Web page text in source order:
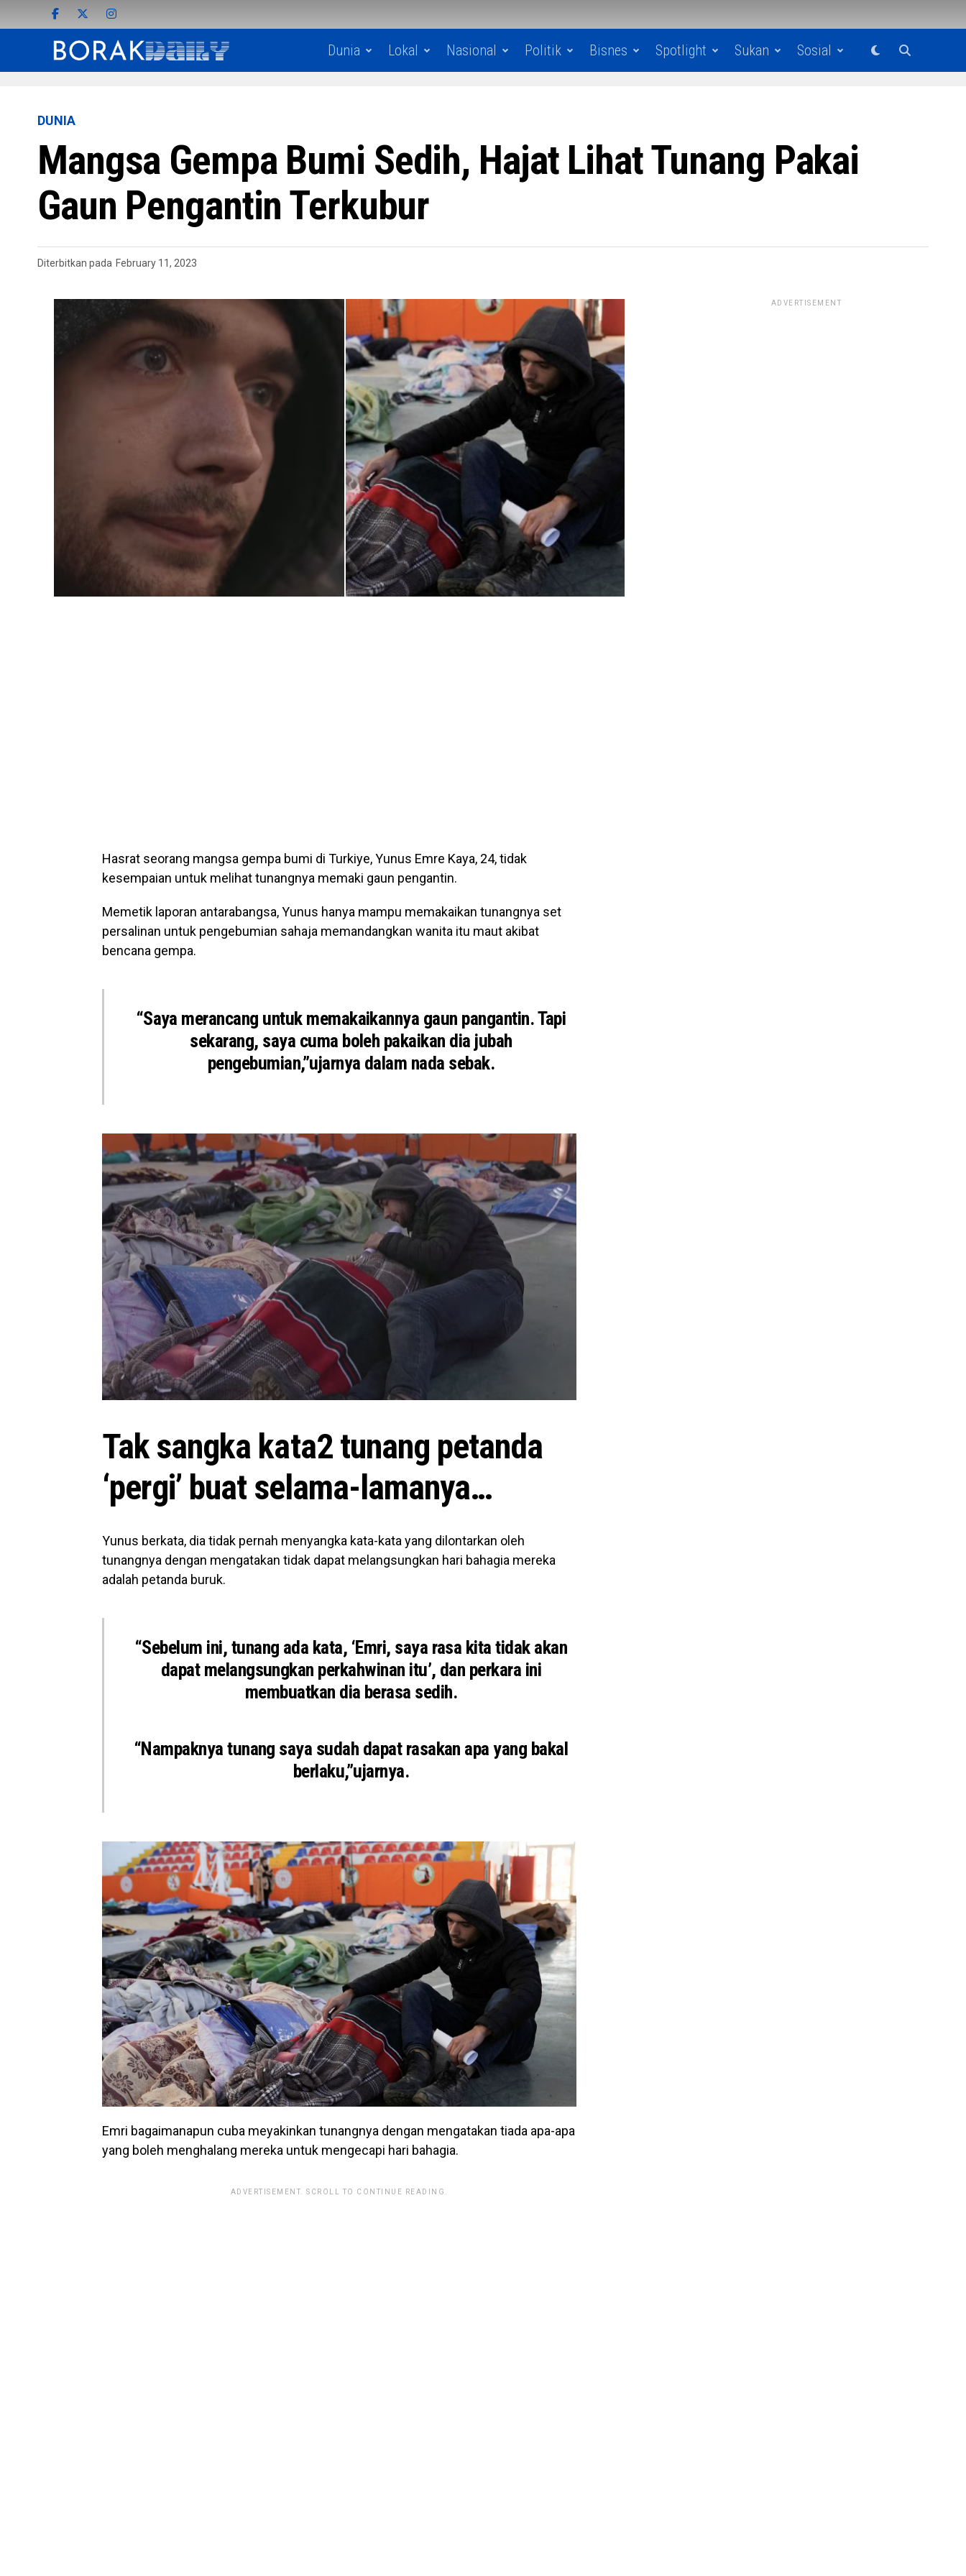
Dunia Lokal Nasional Politik Bisnes Spotlight Sukan Sosial
DUNIA
Mangsa Gempa Bumi Sedih, Hajat Lihat Tunang Pakai
Gaun Pengantin Terkubur
Diterbitkan pada February 11, 2023
Hasrat seorang mangsa gempa bumi di Turkiye, Yunus Emre Kaya, 24, tidak
kesempaian untuk melihat tunangnya memaki gaun pengantin.
Memetik laporan antarabangsa, Yunus hanya mampu memakaikan tunangnya set
persalinan untuk pengebumian sahaja memandangkan wanita itu maut akibat
bencana gempa.
“Saya merancang untuk memakaikannya gaun pangantin. Tapi
sekarang, saya cuma boleh pakaikan dia jubah
pengebumian,”ujarnya dalam nada sebak.
Tak sangka kata2 tunang petanda
‘pergi’ buat selama-lamanya…
Yunus berkata, dia tidak pernah menyangka kata-kata yang dilontarkan oleh
tunangnya dengan mengatakan tidak dapat melangsungkan hari bahagia mereka
adalah petanda buruk.
“Sebelum ini, tunang ada kata, ‘Emri, saya rasa kita tidak akan
dapat melangsungkan perkahwinan itu’, dan perkara ini
membuatkan dia berasa sedih.
“Nampaknya tunang saya sudah dapat rasakan apa yang bakal
berlaku,”ujarnya.
Emri bagaimanapun cuba meyakinkan tunangnya dengan mengatakan tiada apa-apa
yang boleh menghalang mereka untuk mengecapi hari bahagia.
ADVERTISEMENT. SCROLL TO CONTINUE READING.
ADVERTISEMENT